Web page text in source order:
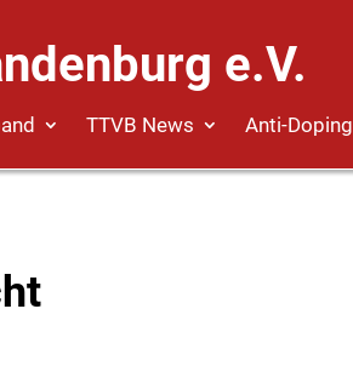
e.V.
TTVB News Anti-Doping